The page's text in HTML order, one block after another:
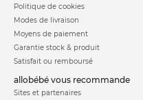
Politique de cookies
Modes de livraison
Moyens de paiement
Garantie stock & produit
Satisfait ou remboursé
allobébé vous recommande
Sites et partenaires